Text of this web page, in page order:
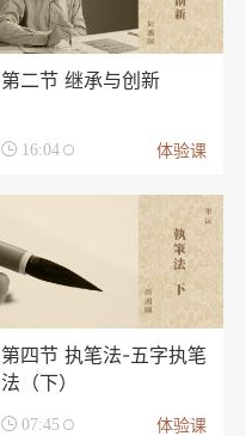
第二节 继承与创新
 16:04 体验课
第四节 执笔法-五字执笔
法（下）
 07:45 体验课